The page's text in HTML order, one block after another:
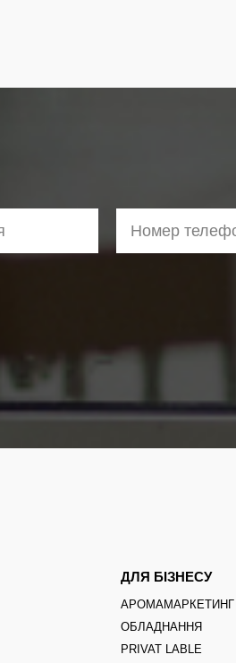
ДЛЯ БІЗНЕСУ
АРОМАМАРКЕТИНГ
ОБЛАДНАННЯ
PRIVAT LABLE